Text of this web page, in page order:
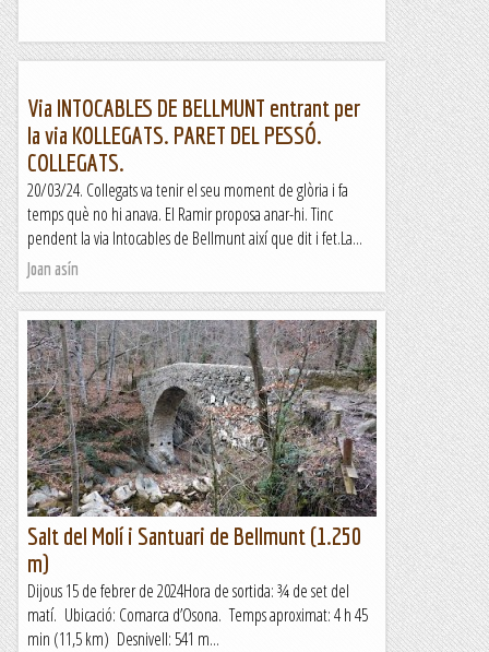
Via INTOCABLES DE BELLMUNT entrant per
la via KOLLEGATS. PARET DEL PESSÓ.
COLLEGATS.
20/03/24. Collegats va tenir el seu moment de glòria i fa
temps què no hi anava. El Ramir proposa anar-hi. Tinc
pendent la via Intocables de Bellmunt així que dit i fet.La...
Joan asín
Salt del Molí i Santuari de Bellmunt (1.250
m)
Dijous 15 de febrer de 2024Hora de sortida: ¾ de set del
matí. Ubicació: Comarca d’Osona. Temps aproximat: 4 h 45
min (11,5 km) Desnivell: 541 m...